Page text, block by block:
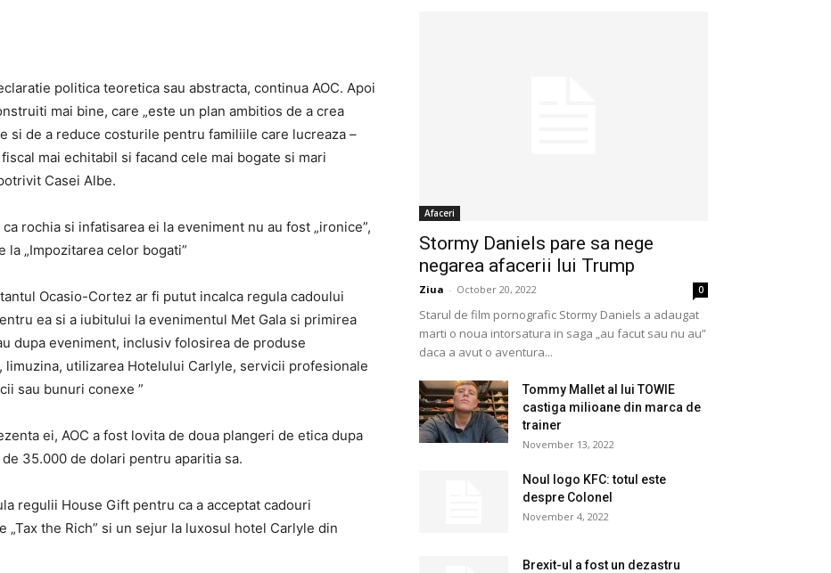
politica teoretica sau abstracta, continua AOC. Apoi
mai bine, care „este un plan ambitios de a crea
si de a reduce costurile pentru familiile care lucreaza –
mai echitabil si facand cele mai bogate si mari
Casei Albe.
rochia si infatisarea ei la eveniment nu au fost „ironice”,
„Impozitarea celor bogati”
Ocasio-Cortez ar fi putut incalca regula cadoului
ea si a iubitului la evenimentul Met Gala si primirea
dupa eveniment, inclusiv folosirea de produse
utilizarea Hotelului Carlyle, servicii profesionale
sau bunuri conexe ”
ei, AOC a fost lovita de doua plangeri de etica dupa
35.000 de dolari pentru aparitia sa.
regulii House Gift pentru ca a acceptat cadouri
the Rich” si un sejur la luxosul hotel Carlyle din
Afaceri
Stormy Daniels pare sa nege
negarea afacerii lui Trump
Ziua - October 20, 2022 0
Starul de film pornografic Stormy Daniels a adaugat
marti o noua intorsatura in saga „au facut sau nu au”
daca a avut o aventura...
Tommy Mallet al lui TOWIE
castiga milioane din marca de
trainer
November 13, 2022
Noul logo KFC: totul este
despre Colonel
November 4, 2022
Brexit-ul a fost un dezastru